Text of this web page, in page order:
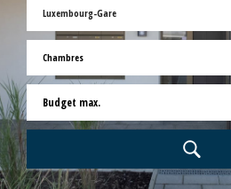
Luxembourg-Gare
Chambres